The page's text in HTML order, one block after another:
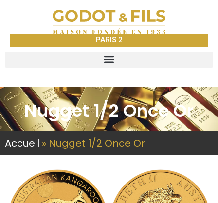
PARIS 2
Nugget 1/2 Once Or
Accueil » Nugget 1/2 Once Or